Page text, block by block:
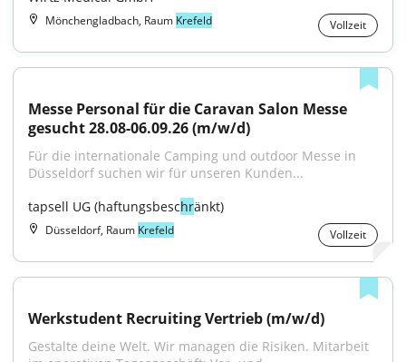
Mönchengladbach, Raum Krefeld Vollzeit
Messe Personal für die Caravan Salon Messe
gesucht 28.08-06.09.26 (m/w/d)
Für die internationale Camping und outdoor Messe in
Düsseldorf suchen wir für unseren Kunden...
tapsell UG (haftungsbeschränkt)
Düsseldorf, Raum Krefeld Vollzeit
Werkstudent Recruiting Vertrieb (m/w/d)
Gestalte deine Welt. Wir managen die Risiken. Mitarbeit